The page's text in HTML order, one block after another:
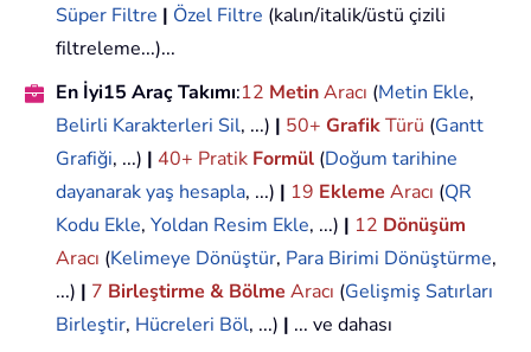
Süper Filtre | Özel Filtre (kalın/italik/üstü çizili
filtreleme...)...
En İyi15 Araç Takımı:12 MetinAracı (Metin Ekle,
Belirli Karakterleri Sil, ...) | 50+ GrafikTürü (Gantt
Grafiği, ...) | 40+ Pratik Formül (Doğum tarihine
dayanarak yaş hesapla, ...) | 19 Ekleme Aracı (QR
Kodu Ekle, Yoldan Resim Ekle, ...) | 12 Dönüşüm
Aracı (Kelimeye Dönüştür, Para Birimi Dönüştürme,
...) | 7 Birleştirme & Bölme Aracı (Gelişmiş Satırları
Birleştir, Hücreleri Böl, ...) | ... ve dahası